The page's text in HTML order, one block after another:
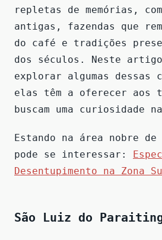
repletas de memórias,
antigas, fazendas que
do café e tradições
dos séculos. Neste
explorar algumas dessas
elas têm a oferecer aos
buscam uma curiosidade
Estando na área nobre
pode se interessar:
Desentupimento na Zona
São Luiz do